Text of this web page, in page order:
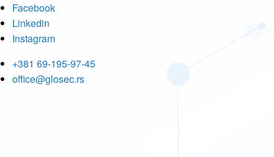
Facebook
Linkedin
Instagram
+381 69-195-97-45
office@glosec.rs